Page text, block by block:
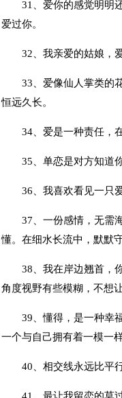
31、爱你的感觉明明
爱过你。
32、我亲爱的姑娘，
33、爱像仙人掌类的
恒远久长。
34、爱是一种责任，
35、单恋是对方知道
36、我喜欢看见一只
37、一份感情，无需
懂。在细水长流中，默默
38、我在岸边翘首，
角度视野有些模糊，不想
39、懂得，是一种幸
一个与自己拥有着一模一
40、相交线永远比平